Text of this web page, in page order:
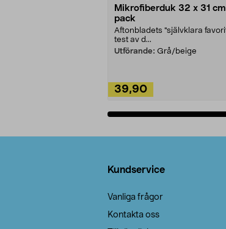
Mikrofiberduk 32 x 31
pack
Aftonbladets "självklara
test av d...
Utförande: Grå/beige
39,90
Kundservice
Vanliga frågor
Kontakta oss